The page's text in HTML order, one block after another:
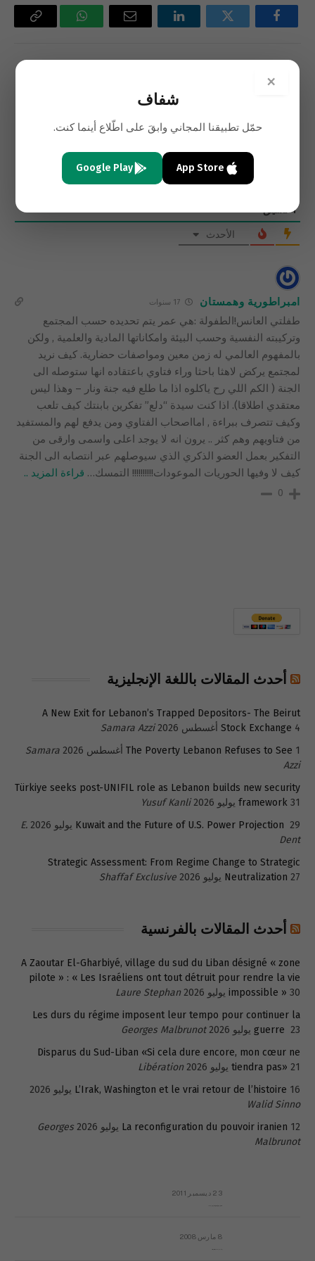
فيسبوك تويتر لينكدإن
البريد
واتساب Copy
المثقف العربي في زمن
الانحطاط العربي: على أي جانبيه
يميل: هاشم صالح وأصولية عبد
1تعليق
الأحدث
امبراطورية وهمستان
طفلتي العانس!الطفولة :هي عمر يتم تحديده حسب المجتمع
وتركيبته النفسية وحسب البيئة وامكاناتها المادية والعلمية , ولكن
بالمفهوم العالمي له زمن معين ومواصفات حضارية. كيف نريد
لمجتمع يركض لاهثا باحثا وراء فتاوي باعتقاده انها ستوصله الى
الجنة ( الكم اللي رح ياكلوه اذا ما طلع فيه جنة ونار – وهذا ليس
معتقدي اطلاقا). اذا كنت سيدة “دلع” تفكرين بابنتك كيف تلعب
وكيف تتصرف ببراءة , امااصحاب الفتاوي ومن يدفع لهم والمستفيد
من فتاويهم وهم كثر .. يرون انه لا يوجد اعلى واسمى وارقى من
التفكير بعمل العضو الذكري الذي سيوصلهم عبر انتصابه الى الجنة
كيف لا وفيها الحوريات الموعودات!!!!!!!!!! التمسك… قراءة المزيد ..
0
أحدث المقالات باللغة الإنجليزية
A New Exit for Lebanon’s Trapped Depositors- The Beirut
Stock Exchange 4 أغسطس 2026
Samara Azzi
The Poverty Lebanon Refuses to See 1 أغسطس 2026
Samara
Azzi
Türkiye seeks post-UNIFIL role as Lebanon builds new security
framework 31 يوليو 2026
Yusuf Kanli
Kuwait and the Future of U.S. Power Projection 29 يوليو 2026
E.
Dent
Strategic Assessment: From Regime Change to Strategic
Neutralization 27 يوليو 2026 Shaffaf Exclusive
أحدث المقالات بالفرنسية
A Zaoutar El-Gharbiyé, village du sud du Liban désigné « zone
pilote » : « Les Israéliens ont tout détruit pour rendre la vie
impossible » 30 يوليو 2026
Laure Stephan
Les durs du régime imposent leur tempo pour continuer la
guerre 23 يوليو 2026
Georges Malbrunot
Disparus du Sud-Liban «Si cela dure encore, mon cœur ne
tiendra pas» 21 يوليو 2026
Libération
L’Irak, Washington et le vrai retour de l’histoire 16 يوليو 2026
Walid Sinno
La reconfiguration du pouvoir iranien 12 يوليو 2026
Georges
Malbrunot
23 ديسمبر 2011
8 مارس 2008
×
شفاف
حمّل تطبيقنا المجاني وابقَ على اطّلاع أينما كنت.
App Store
Google Play